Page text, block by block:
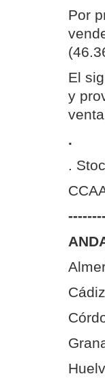
Por
El
y
.
.